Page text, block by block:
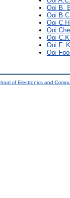
Ooi B.
Ooi
Ooi
Ooi
Ooi
Ooi F.
Ooi
of Electronics and